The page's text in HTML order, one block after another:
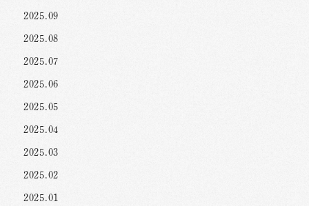
2025.09
2025.08
2025.07
2025.06
2025.05
2025.04
2025.03
2025.02
2025.01